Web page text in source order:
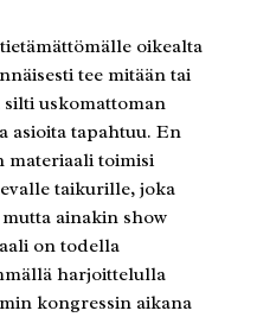
oikealta
tee mitään tai
uskomattoman
asioita tapahtuu. En
materiaali toimisi
taikurille, joka
ainakin show
on todella
harjoittelulla
kongressin aikana